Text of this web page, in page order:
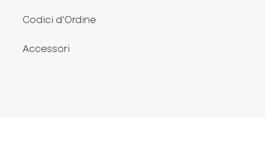
Codici d‘Ordine
Accessori